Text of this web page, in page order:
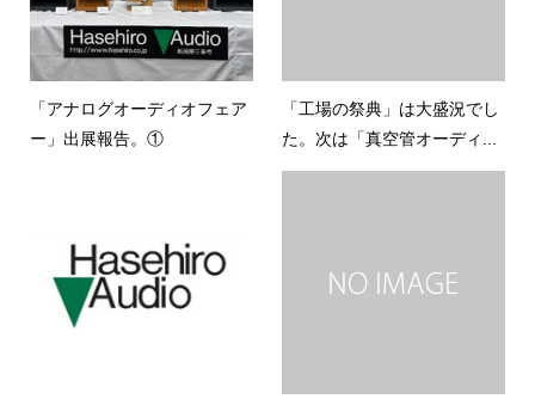
「アナログオーディオフェア
ー」出展報告。①
「工場の祭典」は大盛況でし
た。次は「真空管オーディ...